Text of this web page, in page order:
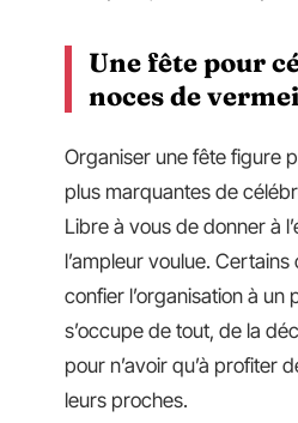
Une fête pour
noces de
Organiser une fête figure
plus marquantes de
Libre à vous de donner à
l’ampleur voulue.
confier l’organisation à un
s’occupe de tout, de la
pour n’avoir qu’à profiter
leurs proches.